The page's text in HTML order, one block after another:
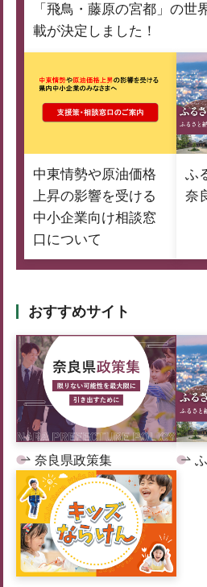
「飛鳥・藤原の宮都」の世
載が決定しました！
中東情勢や原油価格
上昇の影響を受ける
中小企業向け相談窓
口について
ふ
奈
おすすめサイト
奈良県政策集